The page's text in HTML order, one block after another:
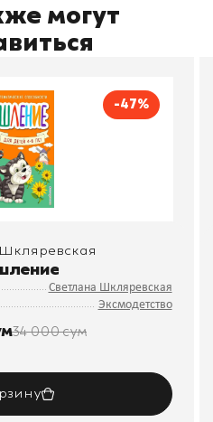
могут
-47%
Светлана Шкляревская
Эксмодетство
34 000 сум